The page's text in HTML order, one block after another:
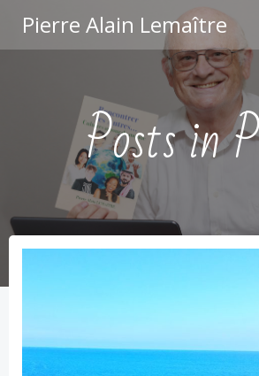
au
contenu
Pierre Alain Lemaître
Posts in